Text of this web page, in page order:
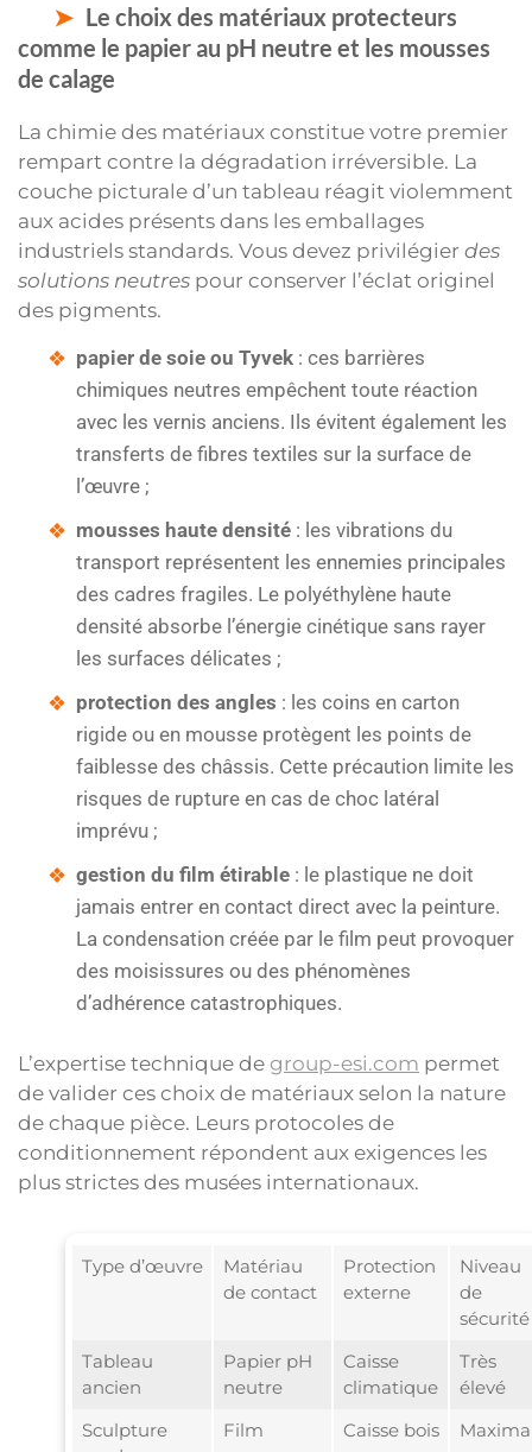
Le choix des matériaux protecteurs
comme le papier au pH neutre et les mousses
de calage
La chimie des matériaux constitue votre premier
rempart contre la dégradation irréversible. La
couche picturale d’un tableau réagit violemment
aux acides présents dans les emballages
industriels standards. Vous devez privilégier des
solutions neutres pour conserver l’éclat originel
des pigments.
papier de soie ou Tyvek : ces barrières
chimiques neutres empêchent toute réaction
avec les vernis anciens. Ils évitent également les
transferts de fibres textiles sur la surface de
l’œuvre ;
mousses haute densité : les vibrations du
transport représentent les ennemies principales
des cadres fragiles. Le polyéthylène haute
densité absorbe l’énergie cinétique sans rayer
les surfaces délicates ;
protection des angles : les coins en carton
rigide ou en mousse protègent les points de
faiblesse des châssis. Cette précaution limite les
risques de rupture en cas de choc latéral
imprévu ;
gestion du film étirable : le plastique ne doit
jamais entrer en contact direct avec la peinture.
La condensation créée par le film peut provoquer
des moisissures ou des phénomènes
d’adhérence catastrophiques.
L’expertise technique de group-esi.com permet
de valider ces choix de matériaux selon la nature
de chaque pièce. Leurs protocoles de
conditionnement répondent aux exigences les
plus strictes des musées internationaux.
Type d’œuvre
Matériau
de contact
Protection
externe
Niveau
de
sécurité
Tableau
ancien
Papier pH
neutre
Caisse
climatique
Très
élevé
Sculpture
Film
Caisse bois